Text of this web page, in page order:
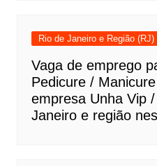
Rio de Janeiro e Região (RJ)
Vaga de emprego
Pedicure /
empresa Unha Vip
Janeiro e região